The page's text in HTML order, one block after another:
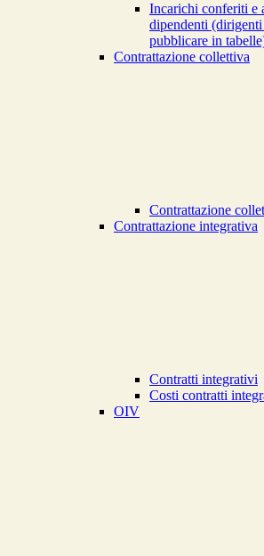
Incarichi conferiti e
dipendenti
pubblicare in
Contrattazione collettiva
Contrattazione
Contrattazione integrativa
Contratti integrativi
Costi contratti
OIV